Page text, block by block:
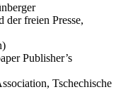
der freien Presse,
Publisher’s
Tschechische